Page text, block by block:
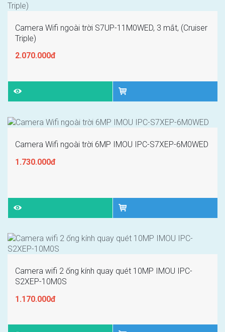
Camera Wifi ngoài trời S7UP-11M0WED, 3 mắt, (Cruiser
Triple)
2.070.000đ
Camera Wifi ngoài trời 6MP IMOU IPC-S7XEP-6M0WED
1.730.000đ
Camera wifi 2 ống kính quay quét 10MP IMOU IPC-
S2XEP-10M0S
1.170.000đ